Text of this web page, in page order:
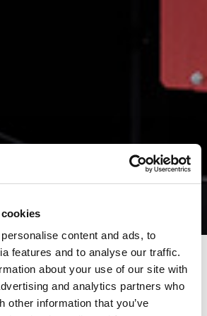
content and ads, to
features and to analyse our traffic.
about your use of our site with
and analytics partners who
other information that you’ve
elektrische
mit 300kN